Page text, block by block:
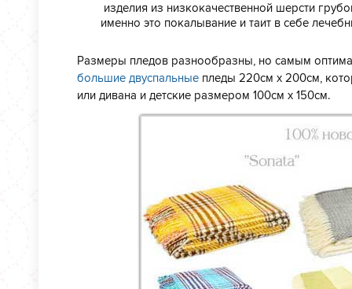
изделия из низкокачественной шерсти
именно это покалывание и таит в себе
Размеры пледов разнообразны, но самым
большие двуспальные пледы 220см х 200см,
или дивана и детские размером 100см х 150см.